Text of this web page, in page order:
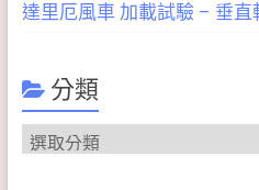
達里厄風車 加載試驗 – 垂直
分類
分
類